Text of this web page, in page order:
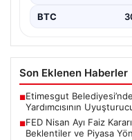
BTC
Son Eklenen Haberler
■Etimesgut
Yardımcısının
■FED Nisan Ayı Faiz
Beklentiler ve Piyasa